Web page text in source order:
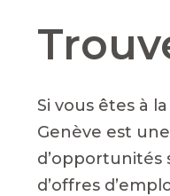
Si vous êtes à
Genève est
d’opportunités
d’offres